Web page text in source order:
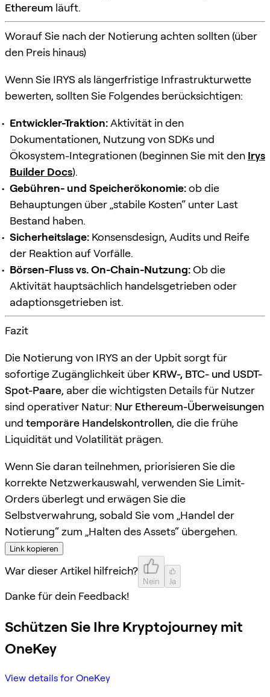
Ethereum läuft.
Worauf Sie nach der Notierung achten sollten (über
den Preis hinaus)
Wenn Sie IRYS als längerfristige Infrastrukturwette
bewerten, sollten Sie Folgendes berücksichtigen:
Entwickler-Traktion:Aktivität in den
Dokumentationen, Nutzung von SDKs und
Ökosystem-Integrationen (beginnen Sie mit den Irys
Builder Docs).
Gebühren- und Speicherökonomie:ob die
Behauptungen über „stabile Kosten“ unter Last
Bestand haben.
Sicherheitslage: Konsensdesign, Audits und Reife
der Reaktion auf Vorfälle.
Börsen-Fluss vs. On-Chain-Nutzung:Ob die
Aktivität hauptsächlich handelsgetrieben oder
adaptionsgetrieben ist.
Fazit
Die Notierung von IRYS an der Upbit sorgt für
sofortige Zugänglichkeit über KRW-, BTC- und USDT-
Spot-Paare, aber die wichtigsten Details für Nutzer
sind operativer Natur: Nur Ethereum-Überweisungen
und temporäre Handelskontrollen, die die frühe
Liquidität und Volatilität prägen.
Wenn Sie daran teilnehmen, priorisieren Sie die
korrekte Netzwerkauswahl, verwenden Sie Limit-
Orders überlegt und erwägen Sie die
Selbstverwahrung, sobald Sie vom „Handel der
Notierung“ zum „Halten des Assets“ übergehen.
Link kopieren
War dieser Artikel hilfreich?
Nein Ja
Danke für dein Feedback!
Schützen Sie Ihre Kryptojourney mit
OneKey
View details for OneKey